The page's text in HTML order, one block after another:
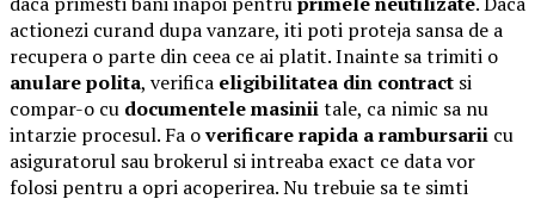
actionezi curand dupa vanzare, iti poti proteja sansa de a
recupera o parte din ceea ce ai platit. Inainte sa trimiti o
anulare polita, verifica eligibilitatea din contract si
compar-o cu documentele masiniitale, ca nimic sa nu
intarzie procesul. Fa overificare rapida a rambursarii cu
asiguratorul sau brokerul si intreaba exact ce data vor
folosi pentru a opri acoperirea. Nu trebuie sa te simti